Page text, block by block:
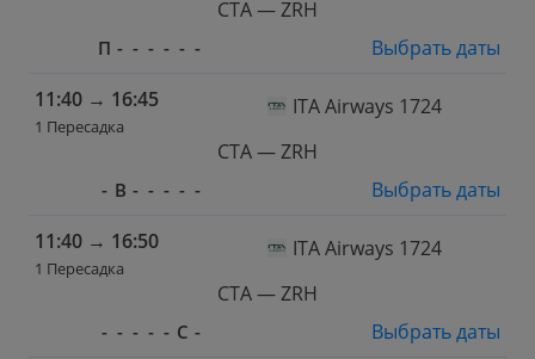
CTA — ZRH
П - - - - - -
Выбрать даты
11:40 → 16:45
1 Пересадка
ITA Airways 1724
CTA — ZRH
- В - - - - -
Выбрать даты
11:40 → 16:50
1 Пересадка
ITA Airways 1724
CTA — ZRH
- - - - - С -
Выбрать даты